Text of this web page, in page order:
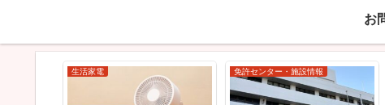
お
生活家電 生活家電